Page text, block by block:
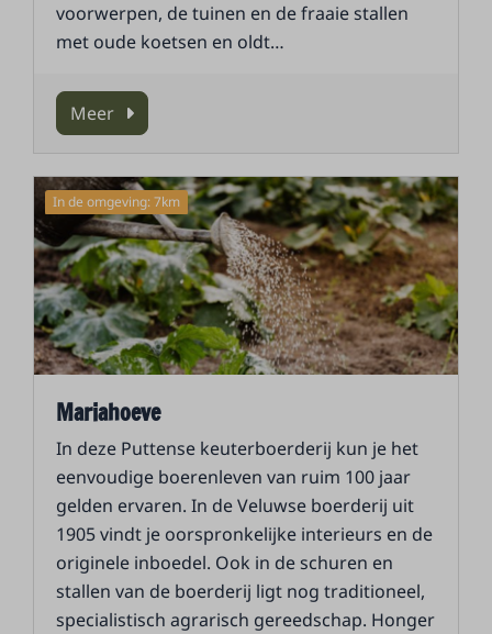
voorwerpen, de tuinen en de fraaie stallen
met oude koetsen en oldt…
Meer
In de omgeving: 7km
Mariahoeve
In deze Puttense keuterboerderij kun je het
eenvoudige boerenleven van ruim 100 jaar
gelden ervaren. In de Veluwse boerderij uit
1905 vindt je oorspronkelijke interieurs en de
originele inboedel. Ook in de schuren en
stallen van de boerderij ligt nog traditioneel,
specialistisch agrarisch gereedschap. Honger